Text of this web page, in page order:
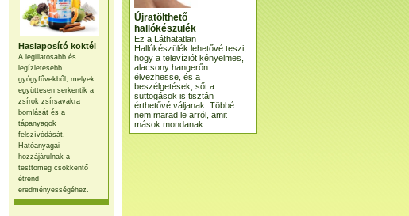
Haslaposító koktél
A legillatosabb és
legízletesebb
gyógyfűvekből, melyek
együttesen serkentik a
zsírok zsírsavakra
bomlását és a
tápanyagok
felszívódását.
Hatóanyagai
hozzájárulnak a
testtömeg csökkentő
étrend
eredményességéhez.
Újratölthető
hallókészülék
Ez a Láthatatlan
Hallókészülék lehetővé teszi,
hogy a televíziót kényelmes,
alacsony hangerőn
élvezhesse, és a
beszélgetések, sőt a
suttogások is tisztán
érthetővé váljanak. Többé
nem marad le arról, amit
mások mondanak.